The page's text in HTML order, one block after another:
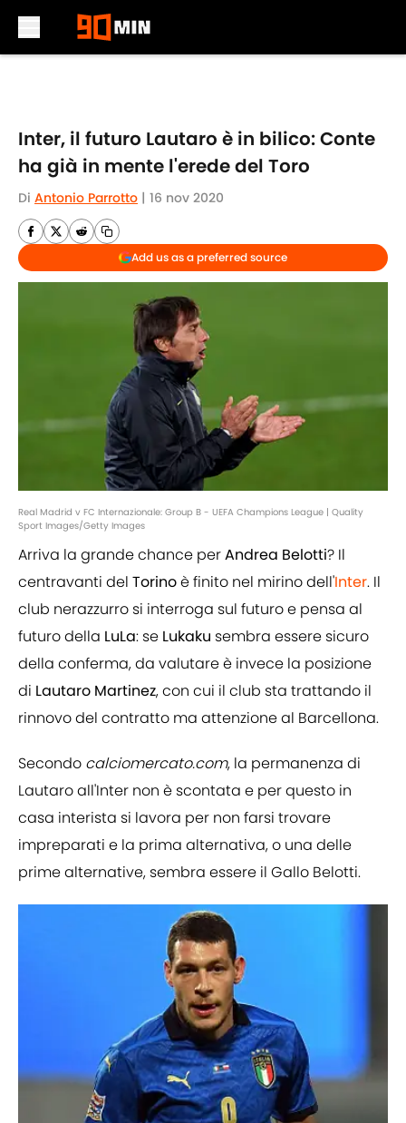
Inter, il futuro Lautaro è in bilico: Conte
ha già in mente l'erede del Toro
Di Antonio Parrotto | 16 nov 2020
Add us as a preferred source
Real Madrid v FC Internazionale: Group B - UEFA Champions League | Quality
Sport Images/Getty Images
Arriva la grande chance perAndrea Belotti? Il
centravanti del Torinoè finito nel mirino dell'Inter. Il
club nerazzurro si interroga sul futuro e pensa al
futuro della LuLa: se Lukaku sembra essere sicuro
della conferma, da valutare è invece la posizione
di Lautaro Martinez, con cui il club sta trattando il
rinnovo del contratto ma attenzione al Barcellona.
Secondo calciomercato.com, la permanenza di
Lautaro all'Inter non è scontata e per questo in
casa interista si lavora per non farsi trovare
impreparati e la prima alternativa, o una delle
prime alternative, sembra essere il Gallo Belotti.